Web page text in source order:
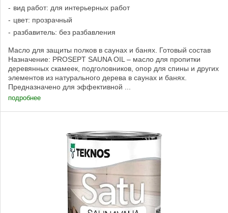
вид работ: для интерьерных работ
цвет: прозрачный
разбавитель: без разбавления
Масло для защиты полков в саунах и банях. Готовый состав
Назначение: PROSEPT SAUNA OIL – масло для пропитки
деревянных скамеек, подголовников, опор для спины и других
элементов из натурального дерева в саунах и банях.
Предназначено для эффективной ...
подробнее